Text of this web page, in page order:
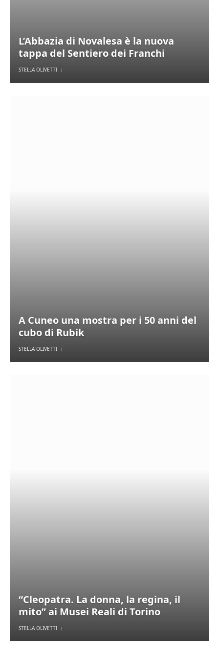
L’Abbazia di Novalesa è la nuova
tappa del Sentiero dei Franchi
STELLA OLIVETTI
A Cuneo una mostra per i 50 anni del
cubo di Rubik
STELLA OLIVETTI
“Cleopatra. La donna, la regina, il
mito” ai Musei Reali di Torino
STELLA OLIVETTI